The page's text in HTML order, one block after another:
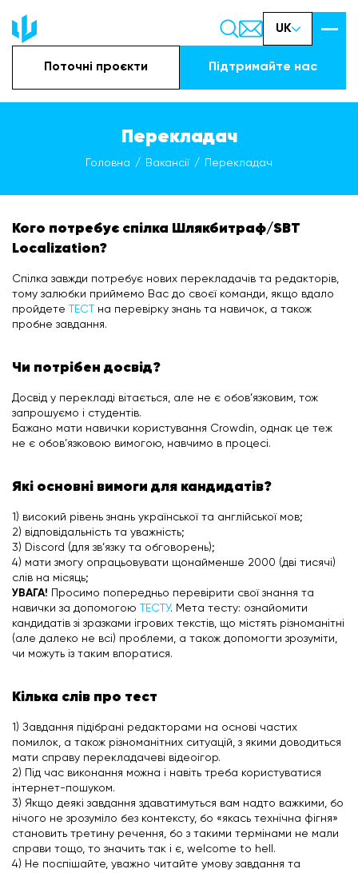
UK
Поточні проєкти Підтримайте наc
Перекладач
Головна Вакансії Перекладач
Кого потребує спілка Шлякбитраф/SBT
Localization?
Спілка завжди потребує нових перекладачів та редакторів,
тому залюбки приймемо Вас до своєї команди, якщо вдало
пройдете
ТЕСТ на перевірку знань та навичок, а також
пробне завдання.
Чи потрібен досвід?
Досвід у перекладі вітається, але не є обов’язковим, тож
запрошуємо і студентів.
Бажано мати навички користування Crowdin, однак це теж
не є обов’язковою вимогою, навчимо в процесі.
Які основні вимоги для кандидатів?
1) високий рівень знань української та англійської мов;
2) відповідальність та уважність;
3) Discord (для зв’язку та обговорень);
4) мати змогу опрацьовувати щонайменше 2000 (дві тисячі)
слів на місяць;
УВАГА! Просимо попередньо перевірити свої знання та
навички за допомогою
ТЕСТУ. Мета тесту: ознайомити
кандидатів зі зразками ігрових текстів, що містять різноманітні
(але далеко не всі) проблеми, а також допомогти зрозуміти,
чи можуть із таким впоратися.
Кілька слів про тест
1) Завдання підібрані редакторами на основі частих
помилок, а також різноманітних ситуацій, з якими доводиться
мати справу перекладачеві відеоігор.
2) Під час виконання можна і навіть треба користуватися
інтернет-пошуком.
3) Якщо деякі завдання здаватимуться вам надто важкими, бо
нічого не зрозуміло без контексту, бо «якась технічна фігня»
становить третину речення, бо з такими термінами не мали
справи тощо, то значить так і є, welcome to hell.
4) Не поспішайте, уважно читайте умову завдання та